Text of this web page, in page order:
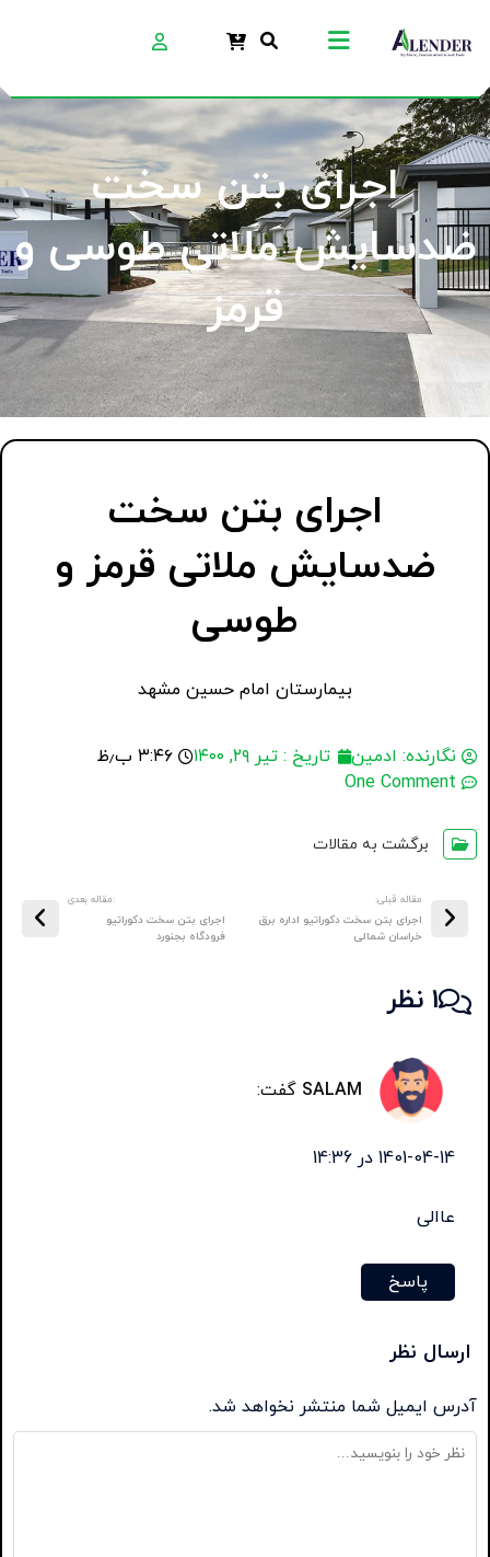
اجرای بتن سخت
ضدسایش ملاتی طوسی و
قرمز
اجرای بتن سخت
ضدسایش ملاتی قرمز و
طوسی
بیمارستان امام حسین مشهد
نگارنده: ادمین تاریخ : تیر ۲۹, ۱۴۰۰
۳:۴۶ ب٫ظ
One Comment
برگشت به مقالات
مقاله قبلی:
اجرای بتن سخت دکوراتیو اداره برق
خراسان شمالی
:مقاله بعدی
اجرای بتن سخت دکوراتیو
فرودگاه بجنورد
1 نظر
SALAM گفت:
1401-04-14 در 14:36
عاالی
پاسخ
ارسال نظر
آدرس ایمیل شما منتشر نخواهد شد.